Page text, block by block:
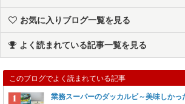
お気に入りブログ一覧を見る
よく読まれている記事一覧を見る
このブログでよく読まれている記事
業務スーパーのダッカルビ～美味しかっ